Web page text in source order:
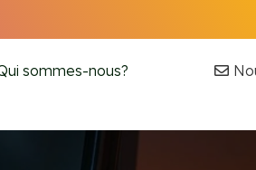
sommes-nous?